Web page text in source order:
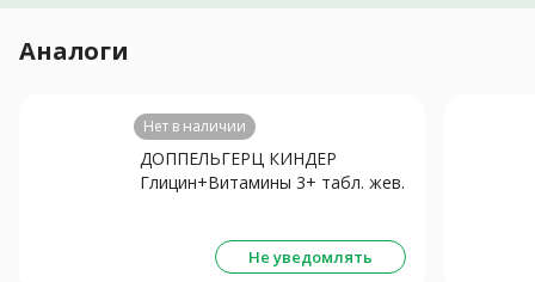
Аналоги
Нет в наличии
ДОППЕЛЬГЕРЦ КИНДЕР
Глицин+Витамины 3+ табл. жев.
Не уведомлять